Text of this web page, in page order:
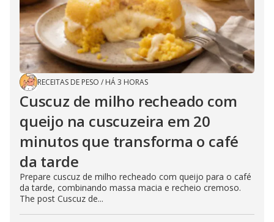
RECEITAS DE PESO / HÁ 3 HORAS
Cuscuz de milho recheado com
queijo na cuscuzeira em 20
minutos que transforma o café
da tarde
Prepare cuscuz de milho recheado com queijo para o café
da tarde, combinando massa macia e recheio cremoso.
The post Cuscuz de...